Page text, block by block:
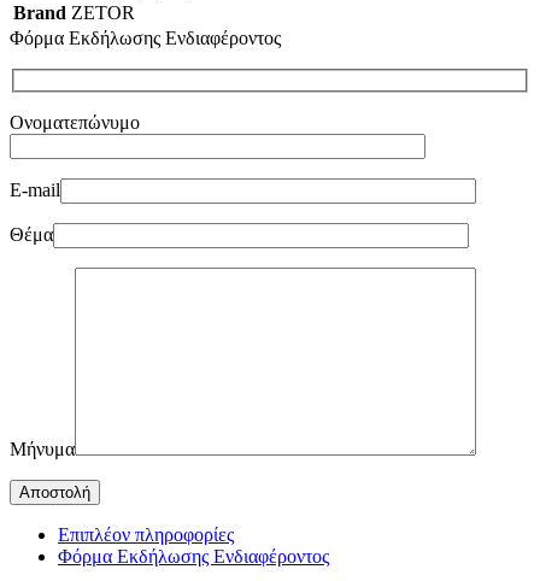
Brand ZETOR
Φόρμα Εκδήλωσης Ενδιαφέροντος
Ονοματεπώνυμο
E-mail
Θέμα
Μήνυμα
Επιπλέον πληροφορίες
Φόρμα Εκδήλωσης Ενδιαφέροντος